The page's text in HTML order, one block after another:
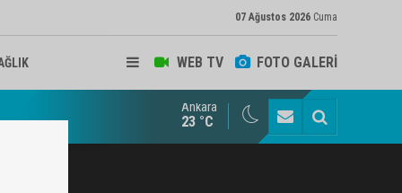
07 Ağustos 2026 Cuma
WEB TV FOTO GALERİ
ve Arabulucu Rüstem Yiğit Ahizer'e ziyaretçi akını
Ankara
23 °C